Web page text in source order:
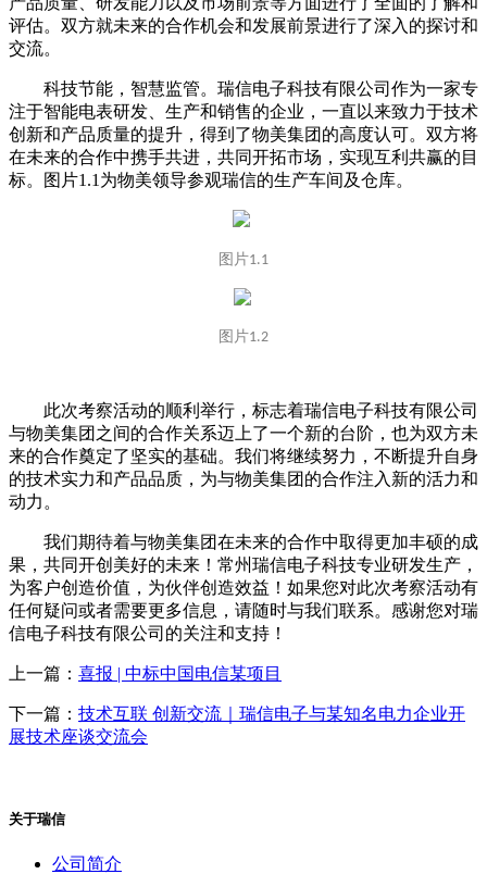
评估。双方就未来的合作机会和发展前景进行了深入的探讨和
交流。
科技节能，智慧监管。瑞信电子科技有限公司作为一家专
注于智能电表研发、生产和销售的企业，一直以来致力于技术
创新和产品质量的提升，得到了物美集团的高度认可。双方将
在未来的合作中携手共进，共同开拓市场，实现互利共赢的目
标。图片1.1为物美领导参观瑞信的生产车间及仓库。
图片1.1
图片1.2
此次考察活动的顺利举行，标志着瑞信电子科技有限公司
与物美集团之间的合作关系迈上了一个新的台阶，也为双方未
来的合作奠定了坚实的基础。我们将继续努力，不断提升自身
的技术实力和产品品质，为与物美集团的合作注入新的活力和
动力。
我们期待着与物美集团在未来的合作中取得更加丰硕的成
果，共同开创美好的未来！常州瑞信电子科技专业研发生产，
为客户创造价值，为伙伴创造效益！如果您对此次考察活动有
任何疑问或者需要更多信息，请随时与我们联系。感谢您对瑞
信电子科技有限公司的关注和支持！
上一篇： 喜报 | 中标中国电信某项目
下一篇： 技术互联 创新交流｜瑞信电子与某知名电力企业开
展技术座谈交流会
关于瑞信
公司简介